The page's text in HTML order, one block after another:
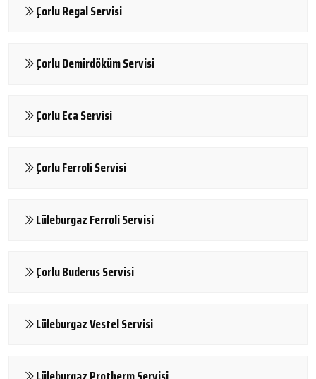
Çorlu Regal Servisi
Çorlu Demirdöküm Servisi
Çorlu Eca Servisi
Çorlu Ferroli Servisi
Lüleburgaz Ferroli Servisi
Çorlu Buderus Servisi
Lüleburgaz Vestel Servisi